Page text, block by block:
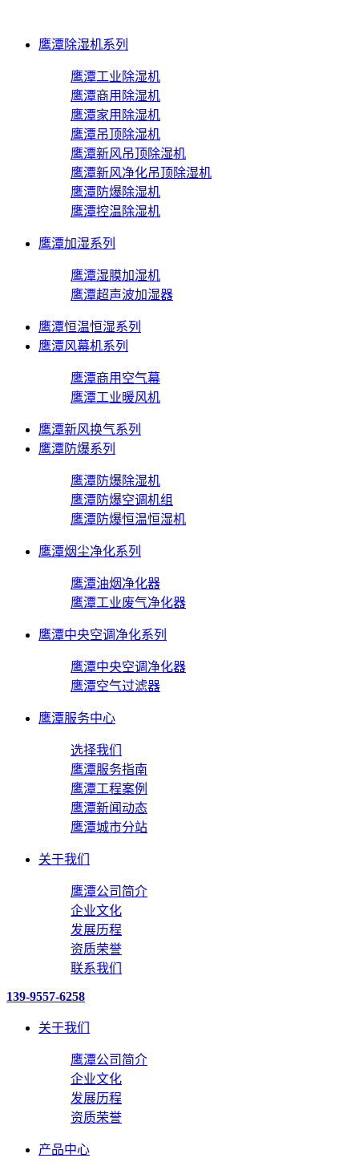
鹰潭除湿机系列
鹰潭工业除湿机
鹰潭商用除湿机
鹰潭家用除湿机
鹰潭吊顶除湿机
鹰潭新风吊顶除湿机
鹰潭新风净化吊顶除湿机
鹰潭防爆除湿机
鹰潭控温除湿机
鹰潭加湿系列
鹰潭湿膜加湿机
鹰潭超声波加湿器
鹰潭恒温恒湿系列
鹰潭风幕机系列
鹰潭商用空气幕
鹰潭工业暖风机
鹰潭新风换气系列
鹰潭防爆系列
鹰潭防爆除湿机
鹰潭防爆空调机组
鹰潭防爆恒温恒湿机
鹰潭烟尘净化系列
鹰潭油烟净化器
鹰潭工业废气净化器
鹰潭中央空调净化系列
鹰潭中央空调净化器
鹰潭空气过滤器
鹰潭服务中心
选择我们
鹰潭服务指南
鹰潭工程案例
鹰潭新闻动态
鹰潭城市分站
关于我们
鹰潭公司简介
企业文化
发展历程
资质荣誉
联系我们
139-9557-6258
关于我们
鹰潭公司简介
企业文化
发展历程
资质荣誉
产品中心